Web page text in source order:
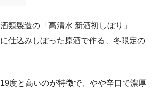
類製造の「高清水 新酒初しぼり」
仕込みしぼった原酒で作る、冬限定の
度と高いのが特徴で、やや辛口で濃厚